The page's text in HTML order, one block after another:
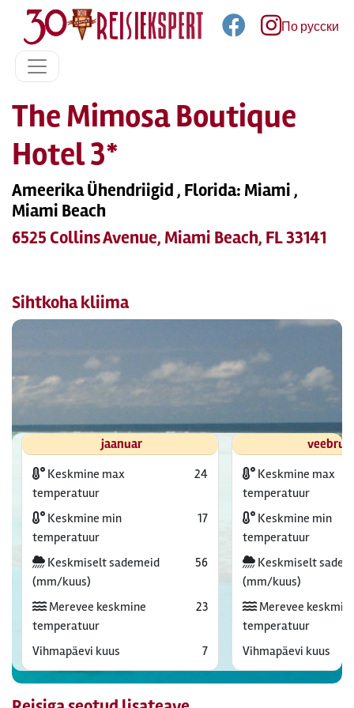
По русски
The Mimosa Boutique
Hotel 3*
Ameerika Ühendriigid , Florida: Miami ,
Miami Beach
6525 Collins Avenue, Miami Beach, FL 33141
Sihtkoha kliima
jaanuar
Keskmine max
temperatuur
24
Keskmine min
temperatuur
17
Keskmiselt sademeid
(mm/kuus)
56
Merevee keskmine
temperatuur
23
Vihmapäevi kuus 7
Keskmine max
temperatuur
Keskmine min
temperatuur
Keskmiselt
(mm/kuus)
Merevee
temperatuur
Vihmapäevi kuus